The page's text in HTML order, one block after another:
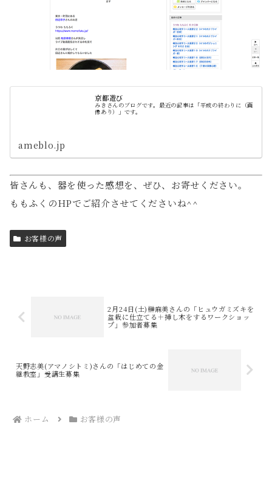
京都遊び
みきさんのブログです。最近の記事は「平成の終わりに（画
像あり）」です。
ameblo.jp
皆さんも、器を使った感想を、ぜひ、お寄せください。
ももふくのHPでご紹介させてくださいね^^
お客様の声
2月24日(土)榊麻美さんの「ヒュウガミズキを
盆栽に仕立てる＋挿し木をするワークショッ
プ」参加者募集
天野志美(アマノシトミ)さんの「はじめての金
継教室」受講生募集
ホーム お客様の声